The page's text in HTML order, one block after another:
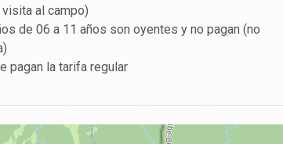
al campo)
de 06 a 11 años son oyentes y no pagan (no
pagan la tarifa regular